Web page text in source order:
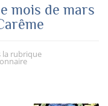
mois de mars
la rubrique